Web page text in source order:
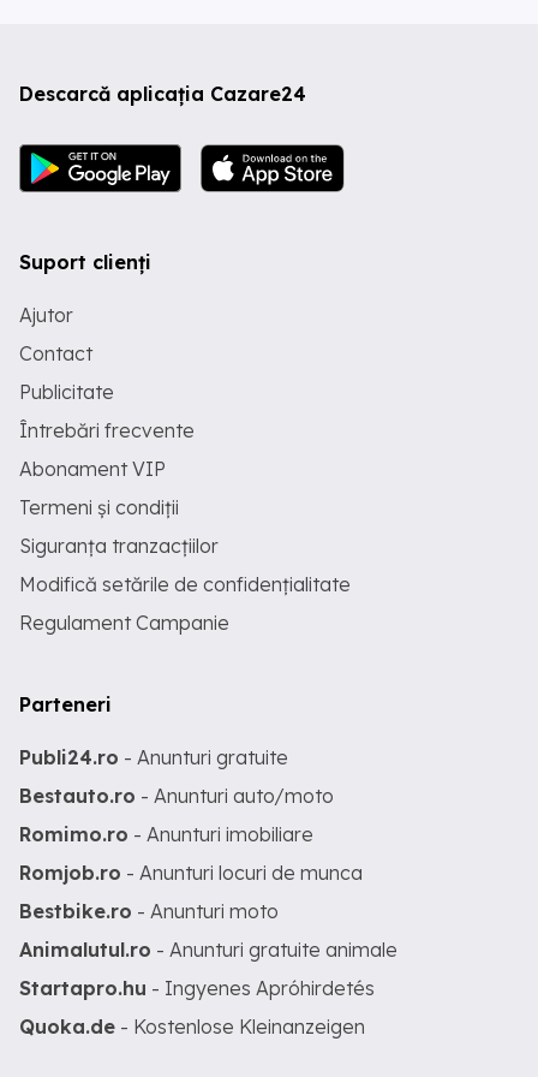
Descarcă aplicația Cazare24
Suport clienți
Ajutor
Contact
Publicitate
Întrebări frecvente
Abonament VIP
Termeni și condiții
Siguranța tranzacțiilor
Modifică setările de confidențialitate
Regulament Campanie
Parteneri
Publi24.ro - Anunturi gratuite
Bestauto.ro - Anunturi auto/moto
Romimo.ro - Anunturi imobiliare
Romjob.ro - Anunturi locuri de munca
Bestbike.ro - Anunturi moto
Animalutul.ro - Anunturi gratuite animale
Startapro.hu - Ingyenes Apróhirdetés
Quoka.de - Kostenlose Kleinanzeigen